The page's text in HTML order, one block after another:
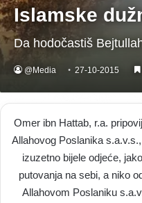
Islamske
Da hodočastiš
@Media 27-10-2015
Omer ibn Hattab, r.a.
Allahovog Poslanika
izuzetno bijele odjeće,
putovanja na sebi, a niko
Allahovom Poslaniku